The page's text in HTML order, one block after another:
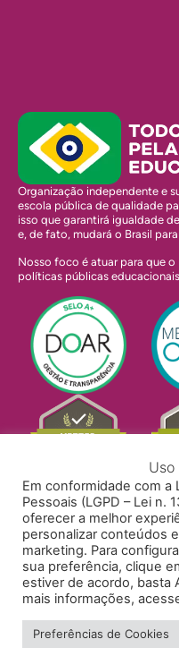
Organização independente e
escola pública de qualidade
isso que garantirá igualdade
e, de fato, mudará o Brasil
Nosso foco é atuar para que
políticas públicas
POLÍTICA DE
ACESSIBILIDADE
Em conformidade com a
Pessoais (LGPD – Lei n.
oferecer a melhor
personalizar conteúdos
marketing. Para
sua preferência, clique
estiver de acordo, basta
mais informações,
Preferências de Cookies